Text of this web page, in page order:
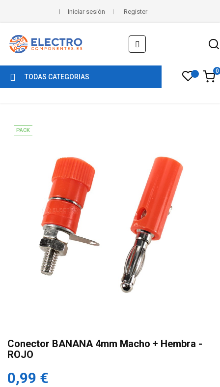
Iniciar sesión Register
Navegación
de
palanca
☰
TODAS CATEGORIAS
0
PACK
Conector BANANA 4mm Macho + Hembra -
ROJO
0,99 €